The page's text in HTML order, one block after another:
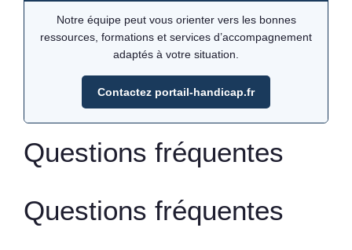
Notre équipe peut vous orienter vers les bonnes
ressources, formations et services d’accompagnement
adaptés à votre situation.
Contactez portail-handicap.fr
Questions fréquentes
Questions fréquentes